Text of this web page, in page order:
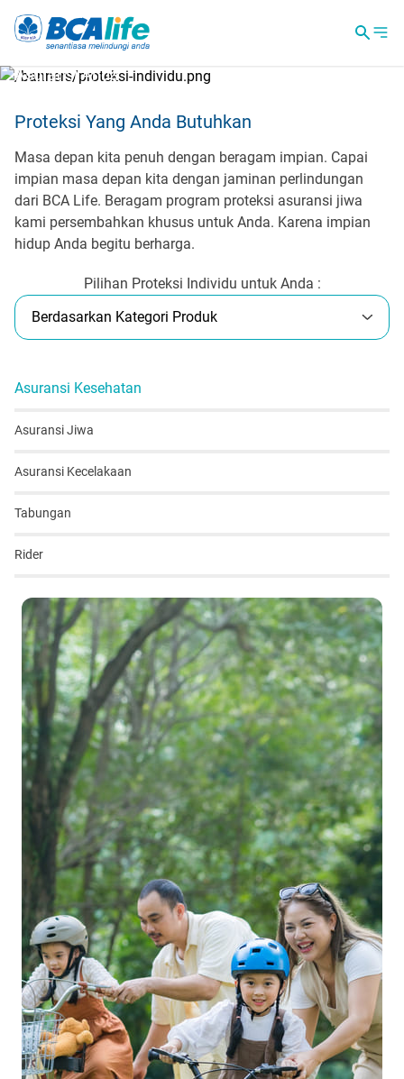
BCA Life
BCA Life Senantiasa Hadirkan Solusi Kebutuhan
Asuransi Anda
dengan kebutuhan keluarga Indonesia, karena melindungi Anda
Proteksi Yang Anda Butuhkan
Masa depan kita penuh dengan beragam impian. Capai
impian masa depan kita dengan jaminan perlindungan
dari BCA Life. Beragam program proteksi asuransi jiwa
kami persembahkan khusus untuk Anda. Karena impian
hidup Anda begitu berharga.
Pilihan Proteksi Individu untuk Anda :
Berdasarkan Kategori Produk
Asuransi Kesehatan
Asuransi Jiwa
Asuransi Kecelakaan
Tabungan
Rider